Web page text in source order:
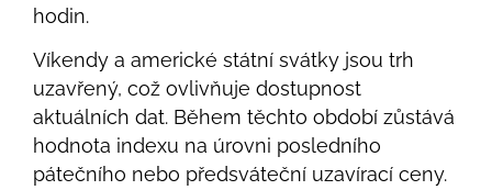
hodin.
Víkendy a americké státní svátky jsou trh
uzavřený, což ovlivňuje dostupnost
aktuálních dat. Během těchto období zůstává
hodnota indexu na úrovni posledního
pátečního nebo předsváteční uzavírací ceny.